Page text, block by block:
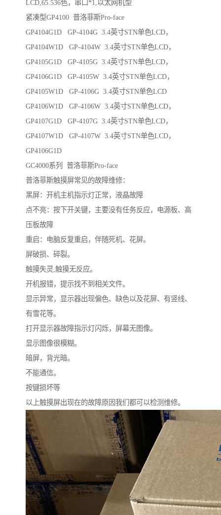
LCD,65.536色，串口*1,以太网机型
紧凑型GP4100 普洛菲斯Pro-face
GP4104G1D GP-4104G 3.4英寸STN单色LCD，
GP4104W1D GP-4104W 3.4英寸STN单色LCD，
GP4105G1D GP-4105G 3.4英寸STN单色LCD，
GP4106G1D GP-4105W 3.4英寸STN单色LCD，
GP4105W1D GP-4106G 3.4英寸STN单色LCD
GP4106W1D GP-4106W 3.4英寸STN单色LCD，
GP4107G1D GP-4107G 3.4英寸STN单色LCD，
GP4107W1D GP-4107W 3.4英寸STN单色LCD，
GP4106G1D
GC4000系列 普洛菲斯Pro-face
普洛菲斯触摸屏常见的故障维修：
黑屏：开机主机指示灯正常，液晶故障
点不亮：按下开关键，主要没有任务反应，电源板、高
压板故障
重启：电脑反复重启，伴随死机、花屏。
屏破损、碎裂。
触摸失灵,触摸无反应。
开机报错，提示找不到相关文件。
显示异常，显示器出现偏色、缺色以及花屏、有竖线、
有雪花等。
打开显示器故障指示灯闪烁，屏幕无图像。
显示图像很模糊。
暗屏，背光暗。
不能通信。
按键损坏等
以上触摸屏出现在的故障原因我们都可以检测维修。